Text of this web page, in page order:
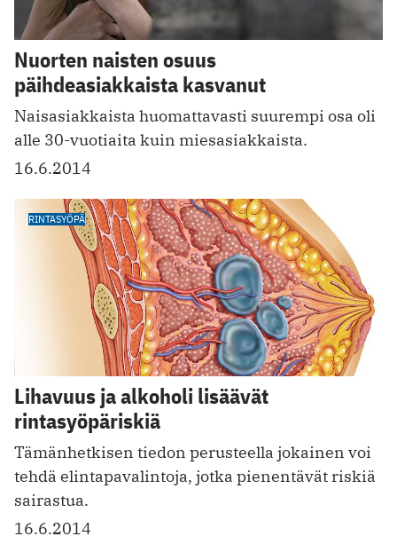
Nuorten naisten osuus
päihdeasiakkaista kasvanut
Naisasiakkaista huomattavasti suurempi osa oli
alle 30-vuotiaita kuin miesasiakkaista.
16.6.2014
RINTASYÖPÄ
Lihavuus ja alkoholi lisäävät
rintasyöpäriskiä
Tämänhetkisen tiedon perusteella jokainen voi
tehdä elintapavalintoja, jotka pienentävät riskiä
sairastua.
16.6.2014